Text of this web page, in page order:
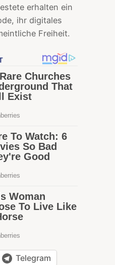
erhalten ein
ihr digitales
Freiheit.
Telegram